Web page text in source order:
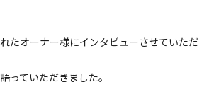
たオーナー様にインタビューさせていただ
っていただきました。